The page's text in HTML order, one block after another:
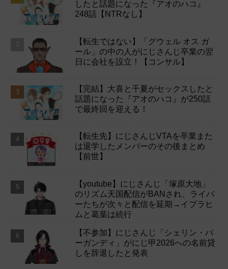
したと話題になった『アオのハコ』
248話【NTRなし】
【転生ではない】「グウェル オス ガ
ール」の中の人がにじさんじ卒業の翌
日に会社を設立！【コンサル】
【完結】大喜と千夏がセックスしたと
話題になった『アオのハコ』が250話
で最終回を迎える！
【転生先】にじさんじVTAを卒業また
は退学したメンバーのその後まとめ
【前世】
【youtube】にじさんじ「塚原大地」
のリズム天国配信がBANされ、ライバ
ーたちが次々と配信を延期→イブラヒ
ムと葛葉は続行
【不参加】にじさんじ「シェリン・バ
ーガンディ」がにじ甲2026への名前貸
しを辞退したと発表